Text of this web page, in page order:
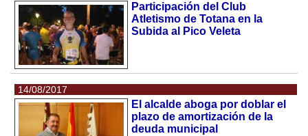
Participación del Club
Atletismo de Totana en la
Subida al Pico Veleta
14/08/2017
El alcalde aboga por doblar el
plazo de amortización de la
deuda municipal